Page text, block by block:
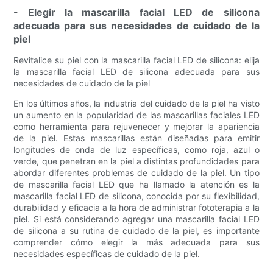
- Elegir la mascarilla facial LED de silicona
adecuada para sus necesidades de cuidado de la
piel
Revitalice su piel con la mascarilla facial LED de silicona: elija
la mascarilla facial LED de silicona adecuada para sus
necesidades de cuidado de la piel
En los últimos años, la industria del cuidado de la piel ha visto
un aumento en la popularidad de las mascarillas faciales LED
como herramienta para rejuvenecer y mejorar la apariencia
de la piel. Estas mascarillas están diseñadas para emitir
longitudes de onda de luz específicas, como roja, azul o
verde, que penetran en la piel a distintas profundidades para
abordar diferentes problemas de cuidado de la piel. Un tipo
de mascarilla facial LED que ha llamado la atención es la
mascarilla facial LED de silicona, conocida por su flexibilidad,
durabilidad y eficacia a la hora de administrar fototerapia a la
piel. Si está considerando agregar una mascarilla facial LED
de silicona a su rutina de cuidado de la piel, es importante
comprender cómo elegir la más adecuada para sus
necesidades específicas de cuidado de la piel.